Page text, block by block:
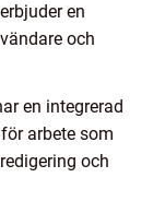
en
och
en integrerad
arbete som
och